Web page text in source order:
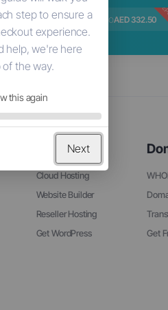
NÉPSZERŰ
.meAED 70.00 .ceoAED 332.50
Resources
Cloud Hosting
Website Builder
Reseller Hosting
Get WordPress
Get
this again
Next